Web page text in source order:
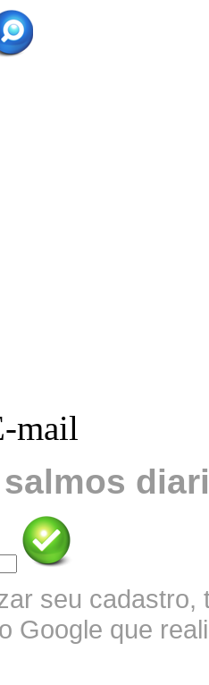
mail
salmos
seu cadastro,
Google que